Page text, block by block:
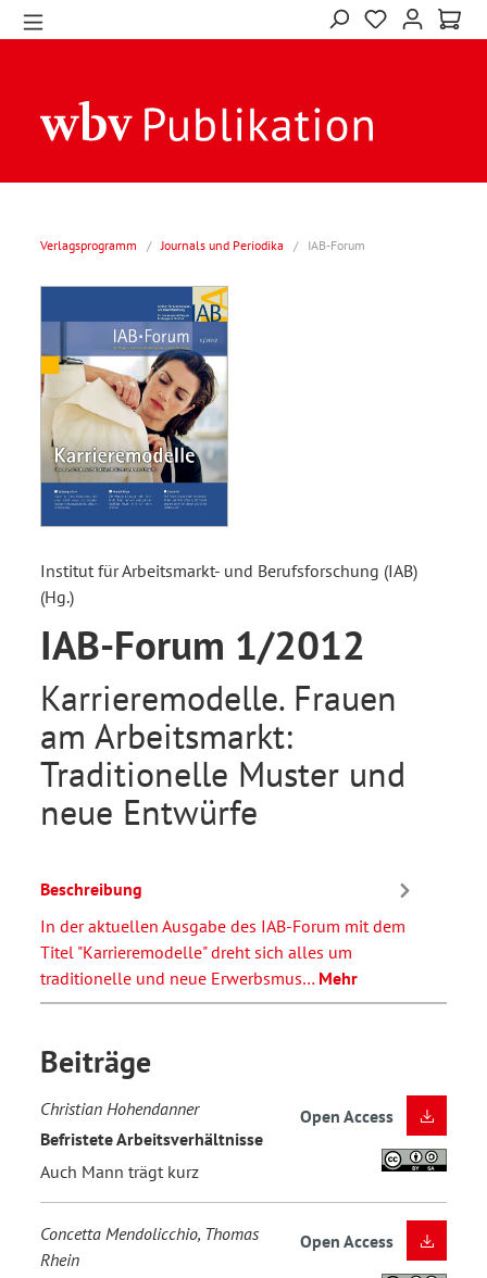
Verlagsprogramm / Journals und Periodika / IAB-Forum
Institut für Arbeitsmarkt- und Berufsforschung (IAB)
(Hg.)
IAB-Forum 1/2012
Karrieremodelle. Frauen
am Arbeitsmarkt:
Traditionelle Muster und
neue Entwürfe
Beschreibung
In der aktuellen Ausgabe des IAB-Forum mit dem
Titel "Karrieremodelle" dreht sich alles um
traditionelle und neue Erwerbsmus… Mehr
Beiträge
Christian Hohendanner
Befristete Arbeitsverhältnisse
Auch Mann trägt kurz
Open Access
Concetta Mendolicchio, Thomas
Rhein
Open Access